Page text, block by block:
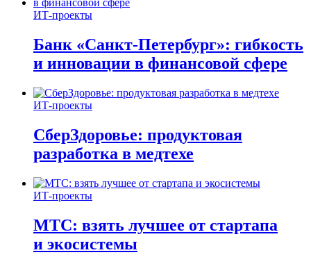
ИТ-проекты
Банк «Санкт-Петербург»: гибкость
и инновации в финансовой сфере
ИТ-проекты
СберЗдоровье: продуктовая
разработка в медтехе
ИТ-проекты
МТС: взять лучшее от стартапа
и экосистемы